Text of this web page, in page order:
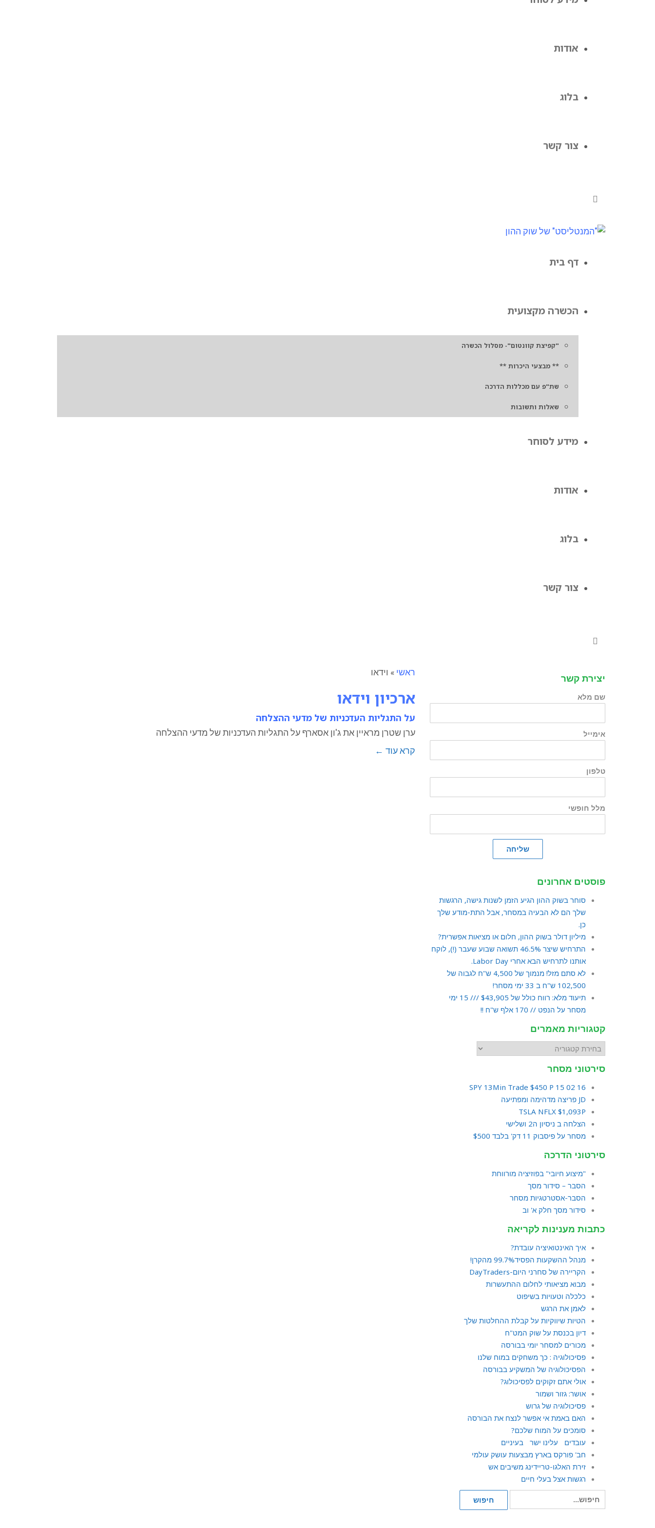
אודות
בלוג
צור קשר
דף בית
הכשרה מקצועית
"קפיצת קוונטום"- מסלול הכשרה
** מבצעי היכרות **
שת"פ עם מכללות הדרכה
שאלות ותשובות
מידע לסוחר
אודות
בלוג
צור קשר
ראשי » וידאו
ארכיון וידאו
על התגליות העדכניות של מדעי ההצלחה
ערן שטרן מראיין את ג'ון אסארף על התגליות העדכניות של מדעי ההצלחה
קרא עוד ←
יצירת קשר
שם מלא
אימייל
טלפון
מלל חופשי
שליחה
פוסטים אחרונים
סוחר בשוק ההון הגיע הזמן לשנות גישה, הרגשות
שלך הם לא הבעיה במסחר, אבל התת-מודע שלך
כן.
מיליון דולר בשוק ההון, חלום או מציאות אפשרית?
התרחיש שיצר 46.5% תשואה שבוע שעבר (!), לוקח
אותנו לתרחיש הבא אחרי Labor Day.
לא סתם מזל! מנמוך של 4,500 ש"ח לגבוה של
102,500 ש"ח ב 33 ימי מסחר!
תיעוד מלא: רווח כולל של $43,905 /// 15 ימי
מסחר על הנפט // 170 אלף ש"ח !!
קטגוריות מאמרים
סירטוני מסחר
16 02 15 SPY 13Min Trade $450 P
JD פריצה מדהימה ומפתיעה
TSLA NFLX $1,093P
הצלחה ב ניסיון ה2 ושלישי
מסחר על פיסבוק 11 דק' בלבד $500
סירטוני הדרכה
"מיצוע חיובי" בפוזיציה מורווחת
הסבר – סידור מסך
הסבר-אסטרטגיות מסחר
סידור מסך חלק א' וב
כתבות מענינות לקריאה
איך האינטואיציה עובדת?
מנהל ההשקעות הפסיד99.7% מהקרן!
הקריירה של סחרני היום-DayTraders
מבוא מציאותי לחלום ההתעשרות
כלכלה וטעויות בשיפוט
לאמן את הרגש
הטיות שיווקיות על קבלת ההחלטות שלך
דיון בכנסת על שוק המט"ח
מכורים למסחר יומי בבורסה
פסיכולוגיה : כך משחקים במוח שלנו
הפסיכולוגיה של המשקיע בבורסה
אולי אתם זקוקים לפסיכולוג?
אושר: גזור ושמור
פסיכולוגיה של גרוש
האם באמת אי אפשר לנצח את הבורסה
סומכים על המוח שלכם?
עובדים עלינו ישר בעיניים
חב' פורקס בארץ מבצעות עושק עולמי
זירת האלגו-טריידינג משיבים אש
רגשות אצל בעלי חיים
עבור:
חיפוש